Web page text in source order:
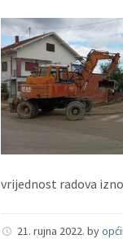
vrijednost radova
21. rujna 2022.by